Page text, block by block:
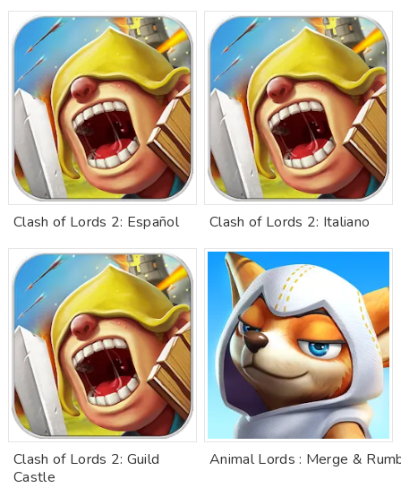
Clash of Lords 2: Español Clash of Lords 2: Italiano
Clash of Lords 2: Guild
Castle
Animal Lords : Merge &